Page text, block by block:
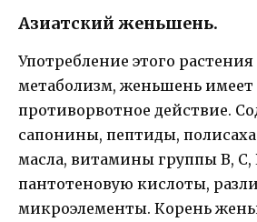
Азиатский женьшень.
Употребление этого растения
метаболизм, женьшень имеет
противорвотное действие.
сапонины, пептиды,
масла, витамины группы В,
пантотеновую кислоты,
микроэлементы. Корень